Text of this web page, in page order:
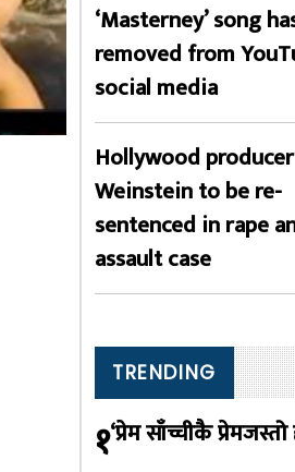
‘Masterney’ song
removed from
social media
Hollywood producer
Weinstein to be re-
sentenced in rape
assault case
TRENDING
१‘प्रेम साँच्चीकै